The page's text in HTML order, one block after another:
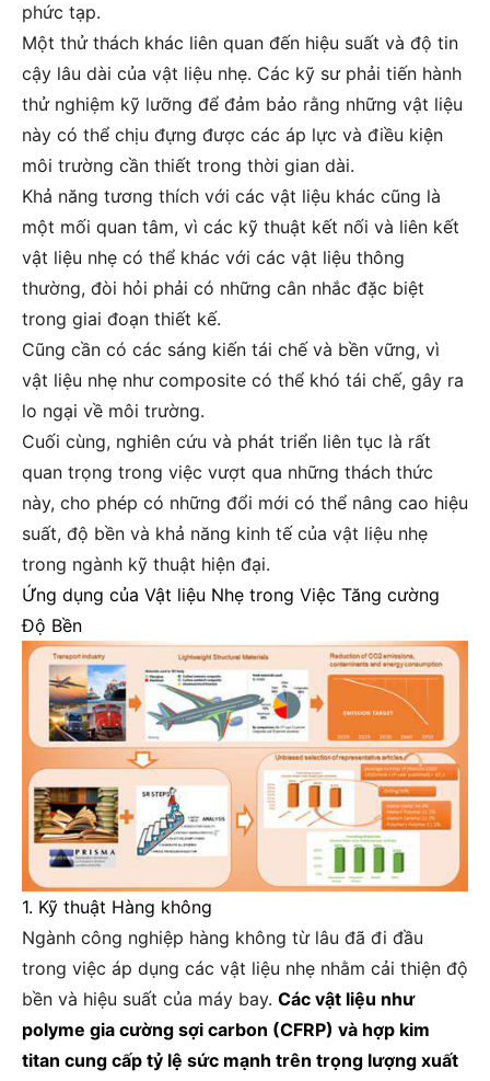
phức tạp.
Một thử thách khác liên quan đến hiệu suất và độ tin
cậy lâu dài của vật liệu nhẹ. Các kỹ sư phải tiến hành
thử nghiệm kỹ lưỡng để đảm bảo rằng những vật liệu
này có thể chịu đựng được các áp lực và điều kiện
môi trường cần thiết trong thời gian dài.
Khả năng tương thích với các vật liệu khác cũng là
một mối quan tâm, vì các kỹ thuật kết nối và liên kết
vật liệu nhẹ có thể khác với các vật liệu thông
thường, đòi hỏi phải có những cân nhắc đặc biệt
trong giai đoạn thiết kế.
Cũng cần có các sáng kiến tái chế và bền vững, vì
vật liệu nhẹ như composite có thể khó tái chế, gây ra
lo ngại về môi trường.
Cuối cùng, nghiên cứu và phát triển liên tục là rất
quan trọng trong việc vượt qua những thách thức
này, cho phép có những đổi mới có thể nâng cao hiệu
suất, độ bền và khả năng kinh tế của vật liệu nhẹ
trong ngành kỹ thuật hiện đại.
Ứng dụng của Vật liệu Nhẹ trong Việc Tăng cường
Độ Bền
1. Kỹ thuật Hàng không
Ngành công nghiệp hàng không từ lâu đã đi đầu
trong việc áp dụng các vật liệu nhẹ nhằm cải thiện độ
bền và hiệu suất của máy bay. Các vật liệu như
polyme gia cường sợi carbon (CFRP) và hợp kim
titan cung cấp tỷ lệ sức mạnh trên trọng lượng xuất